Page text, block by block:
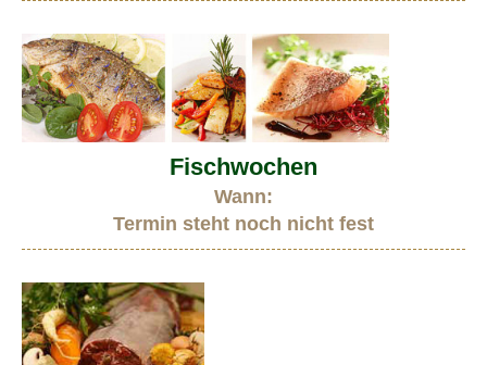
Fischwochen
Wann:
Termin steht noch nicht fest